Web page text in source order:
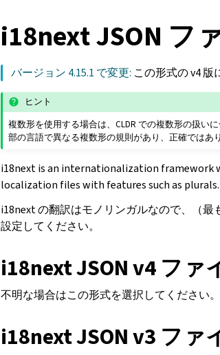
i18next JSON フ
バージョン 4.15.1 で変更: この形式の v4 版
ヒント
複数形を使用する場合は、CLDR での複数形の扱い
部の言語で異なる複数形の規則があり、正確ではあ
i18next is an internationalization framework
localization files with features such as plurals.
i18next の翻訳はモノリンガルなので、（
設定してください。
i18next JSON v4 ファ
不明な場合はこの形式を選択してください
i18next JSON v3 ファ